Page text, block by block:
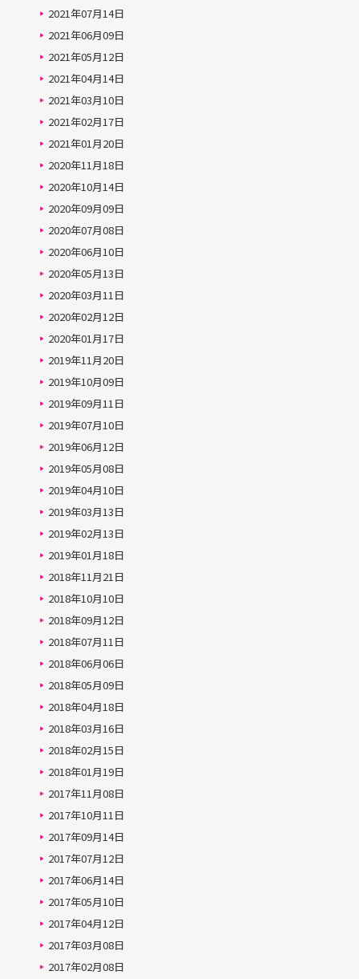
2021年07月14日
2021年06月09日
2021年05月12日
2021年04月14日
2021年03月10日
2021年02月17日
2021年01月20日
2020年11月18日
2020年10月14日
2020年09月09日
2020年07月08日
2020年06月10日
2020年05月13日
2020年03月11日
2020年02月12日
2020年01月17日
2019年11月20日
2019年10月09日
2019年09月11日
2019年07月10日
2019年06月12日
2019年05月08日
2019年04月10日
2019年03月13日
2019年02月13日
2019年01月18日
2018年11月21日
2018年10月10日
2018年09月12日
2018年07月11日
2018年06月06日
2018年05月09日
2018年04月18日
2018年03月16日
2018年02月15日
2018年01月19日
2017年11月08日
2017年10月11日
2017年09月14日
2017年07月12日
2017年06月14日
2017年05月10日
2017年04月12日
2017年03月08日
2017年02月08日